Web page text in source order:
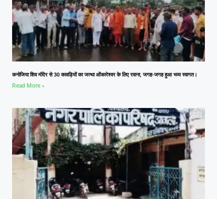
कनोजिया शिव मंदिर से 30 कावड़ियों का जत्था ओंकारेश्वर के लिए रवाना, जगह-जगह हुआ भव्य स्वागत।
Read More »